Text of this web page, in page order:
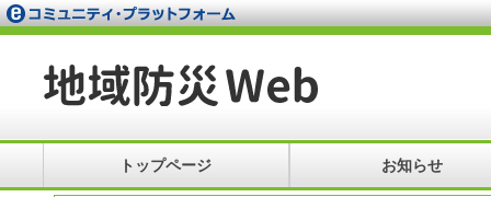
トップページ お知らせ